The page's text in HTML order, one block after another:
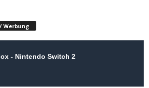
Werbung
- Nintendo Switch 2